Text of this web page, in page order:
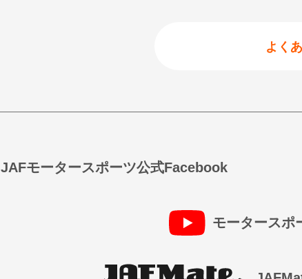
よく
JAFモータースポーツ公式Facebook
モータースポ